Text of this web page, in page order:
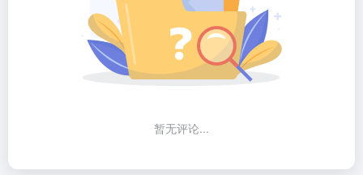
暂无评论...